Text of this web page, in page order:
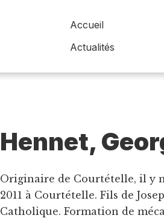
Accueil
Actualités
Hennet,
Originaire de Courtételle, il y
2011 à Courtételle. Fils de
Catholique. Formation de